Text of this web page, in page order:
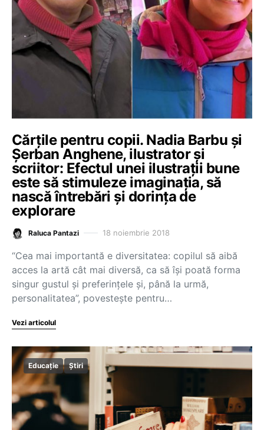
Cărțile pentru copii. Nadia Barbu și
Șerban Anghene, ilustrator și
scriitor: Efectul unei ilustrații bune
este să stimuleze imaginația, să
nască întrebări și dorința de
explorare
Raluca Pantazi 18 noiembrie 2018
“Cea mai importantă e diversitatea: copilul să aibă
acces la artă cât mai diversă, ca să își poată forma
singur gustul și preferințele și, până la urmă,
personalitatea”, povestește pentru…
Vezi articolul
Educație Știri